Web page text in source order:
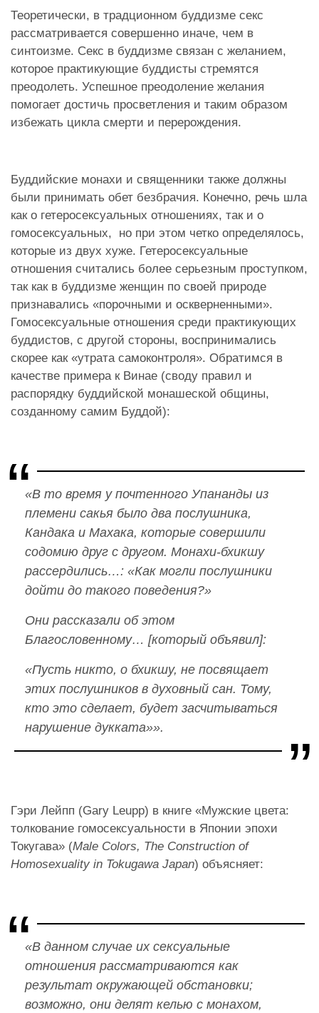
Теоретически, в традционном буддизме секс
рассматривается совершенно иначе, чем в
синтоизме. Секс в буддизме связан с желанием,
которое практикующие буддисты стремятся
преодолеть. Успешное преодоление желания
помогает достичь просветления и таким образом
избежать цикла смерти и перерождения.
Буддийские монахи и священники также должны
были принимать обет безбрачия. Конечно, речь шла
как о гетеросексуальных отношениях, так и о
гомосексуальных, но при этом четко определялось,
которые из двух хуже. Гетеросексуальные
отношения считались более серьезным проступком,
так как в буддизме женщин по своей природе
признавались «порочными и оскверненными».
Гомосексуальные отношения среди практикующих
буддистов, с другой стороны, воспринимались
скорее как «утрата самоконтроля». Обратимся в
качестве примера к Винае (своду правил и
распорядку буддийской монашеской общины,
созданному самим Буддой):
«В то время у почтенного Упананды из
племени сакья было два послушника,
Кандака и Махака, которые совершили
содомию друг с другом. Монахи-бхикшу
рассердились…: «Как могли послушники
дойти до такого поведения?»
Они рассказали об этом
Благословенному… [который объявил]:
«Пусть никто, о бхикшу, не посвящает
этих послушников в духовный сан. Тому,
кто это сделает, будет засчитываться
нарушение дукката»».
Гэри Лейпп (Gary Leupp) в книге «Мужские цвета:
толкование гомосексуальности в Японии эпохи
Токугава» (Male Colors, The Construction of
Homosexuality in Tokugawa Japan) объясняет:
«В данном случае их сексуальные
отношения рассматриваются как
результат окружающей обстановки;
возможно, они делят келью с монахом,